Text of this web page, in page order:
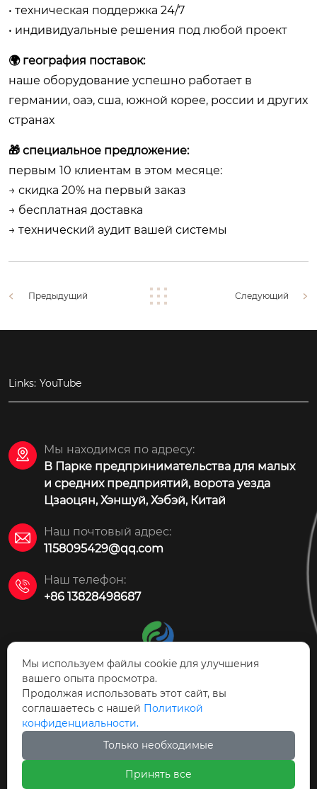
• техническая поддержка 24/7
• индивидуальные решения под любой проект
🌍 география поставок:
наше оборудование успешно работает в
германии, оаэ, сша, южной корее, россии и других
странах
🎁 специальное предложение:
первым 10 клиентам в этом месяце:
→ скидка 20% на первый заказ
→ бесплатная доставка
→ технический аудит вашей системы
Предыдущий Следующий
Links: YouTube

Мы находимся по адресу:
В Парке предпринимательства для малых
и средних предприятий, ворота уезда
Цзаоцян, Хэншуй, Хэбэй, Китай

Наш почтовый адрес:
1158095429@qq.com

Наш телефон:
+86 13828498687
АО Технология защиты
окружающей среды Цзаоцян Ясинь
Мы используем файлы cookie для улучшения
вашего опыта просмотра.
Продолжая использовать этот сайт, вы
соглашаетесь с нашей Политикой
конфиденциальности.
Только необходимые
Принять все